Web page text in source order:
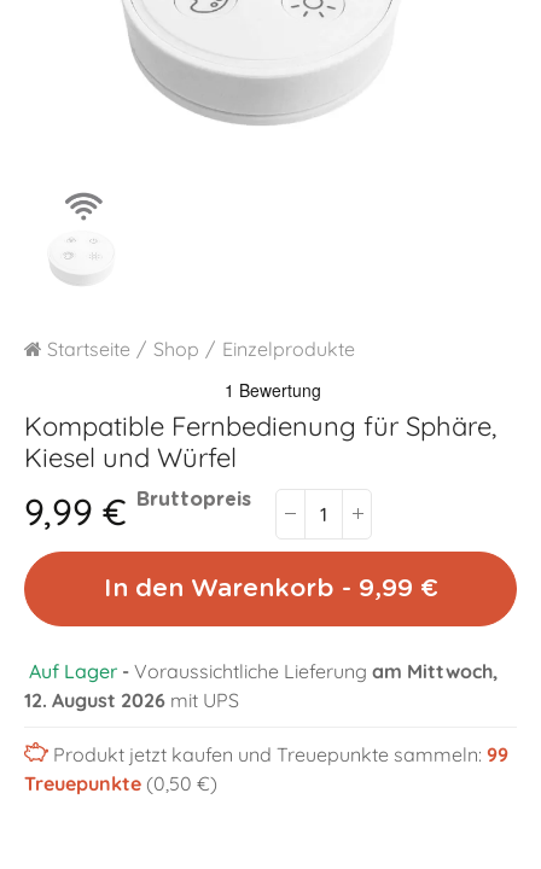
Startseite Shop Einzelprodukte
Kompatible Fernbedienung für Sphäre,
Kiesel und Würfel
9,99 € Bruttopreis
In den Warenkorb - 9,99 €
Auf Lager - Voraussichtliche Lieferung am Mittwoch,
12. August 2026 mit UPS
Produkt jetzt kaufen und Treuepunkte sammeln: 99
Treuepunkte (0,50 €)